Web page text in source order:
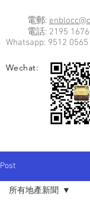
電郵:
電話: 2195 1676
Whatsapp: 9512 0565
Wechat:
Post
所有地產新聞